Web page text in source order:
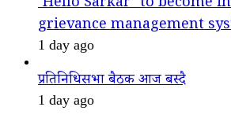
grievance management
1 day ago
प्रतिनिधिसभा बैठक आज बस्दै
1 day ago